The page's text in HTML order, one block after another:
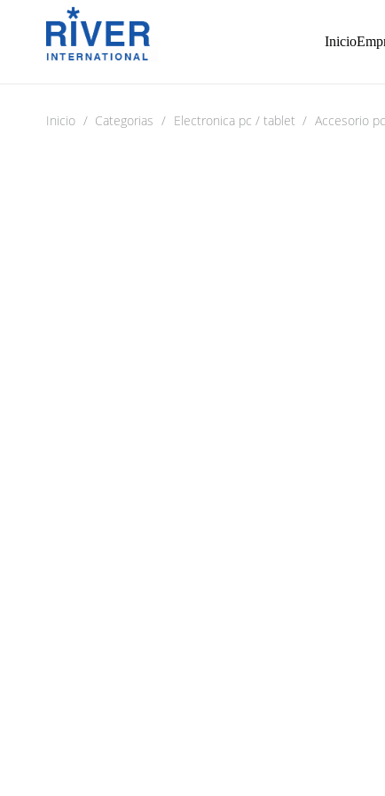
Inicio
Inicio / Categorias / Electronica pc / tablet / Accesorio pc